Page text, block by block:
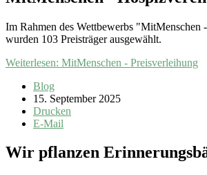
Im Rahmen des Wettbewerbs
wurden 103 Preisträger ausgewählt.
Weiterlesen: MitMenschen - Preisverleihung
Blog
15. September 2025
Drucken
E-Mail
Wir pflanzen